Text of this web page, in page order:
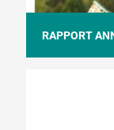
RAPPORT